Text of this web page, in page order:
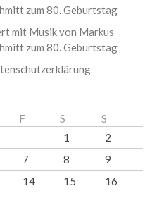
zum 80. Geburtstag
mit Musik von Markus
zum 80. Geburtstag
F S
S
1
2
7 8
9
14 15
16